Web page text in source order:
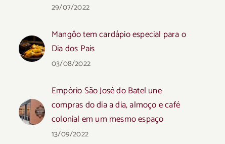
29/07/2022
Mangôo tem cardápio especial para o
Dia dos Pais
03/08/2022
Empório São José do Batel une
compras do dia a dia, almoço e café
colonial em um mesmo espaço
13/09/2022